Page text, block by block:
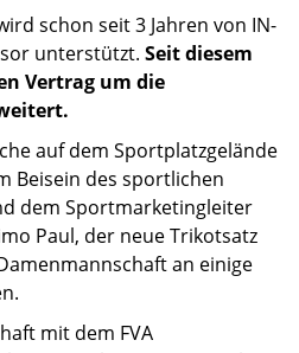
schon seit 3 Jahren von IN-
unterstützt. Seit diesem
Vertrag um die
auf dem Sportplatzgelände
Beisein des sportlichen
dem Sportmarketingleiter
Paul, der neue Trikotsatz
an einige
mit dem FVA